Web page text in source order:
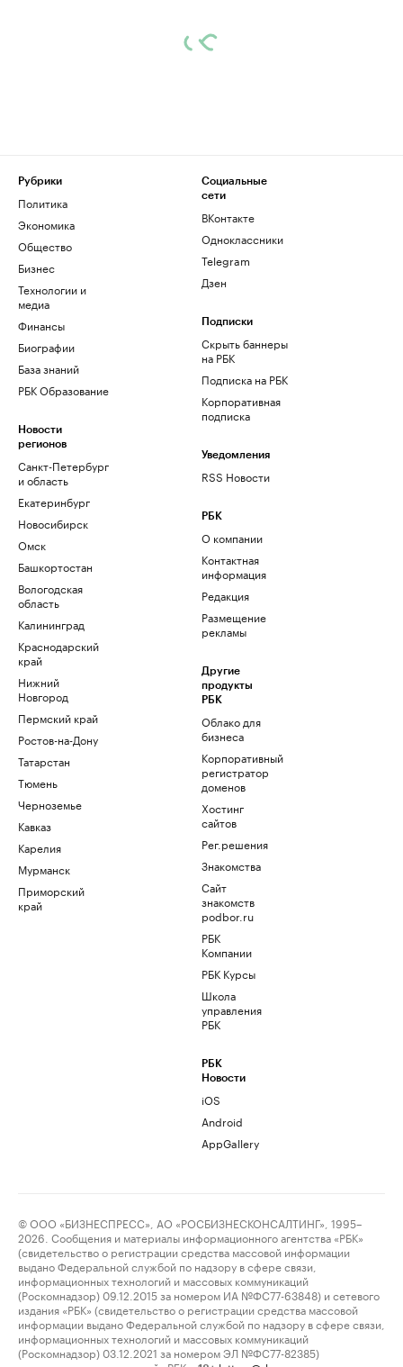
Рубрики
Политика
Экономика
Общество
Бизнес
Технологии и
медиа
Финансы
Биографии
База знаний
РБК Образование
Новости
регионов
Санкт-Петербург
и область
Екатеринбург
Новосибирск
Омск
Башкортостан
Вологодская
область
Калининград
Краснодарский
край
Нижний
Новгород
Пермский край
Ростов-на-Дону
Татарстан
Тюмень
Черноземье
Кавказ
Карелия
Мурманск
Приморский
край
Социальные
сети
ВКонтакте
Одноклассники
Telegram
Дзен
Подписки
Скрыть баннеры
на РБК
Подписка на РБК
Корпоративная
подписка
Уведомления
RSS Новости
РБК
О компании
Контактная
информация
Редакция
Размещение
рекламы
Другие
продукты
РБК
Облако для
бизнеса
Корпоративный
регистратор
доменов
Хостинг
сайтов
Рег.решения
Знакомства
Сайт
знакомств
podbor.ru
РБК
Компании
РБК Курсы
Школа
управления
РБК
РБК
Новости
iOS
Android
AppGallery
© ООО «БИЗНЕСПРЕСС», АО «РОСБИЗНЕСКОНСАЛТИНГ», 1995–
2026. Сообщения и материалы информационного агентства «РБК»
(свидетельство о регистрации средства массовой информации
выдано Федеральной службой по надзору в сфере связи,
информационных технологий и массовых коммуникаций
(Роскомнадзор) 09.12.2015 за номером ИА №ФС77-63848) и сетевого
издания «РБК» (свидетельство о регистрации средства массовой
информации выдано Федеральной службой по надзору в сфере связи,
информационных технологий и массовых коммуникаций
(Роскомнадзор) 03.12.2021 за номером ЭЛ №ФС77-82385)